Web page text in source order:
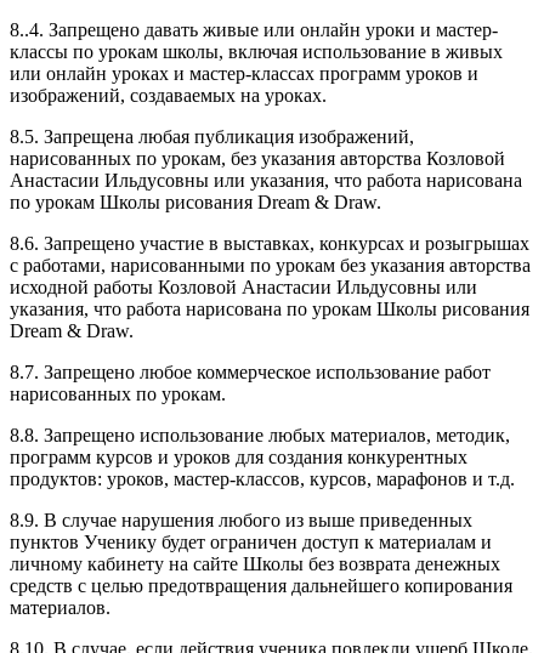
8..4. Запрещено давать живые или онлайн уроки и мастер-
классы по урокам школы, включая использование в живых
или онлайн уроках и мастер-классах программ уроков и
изображений, создаваемых на уроках.
8.5. Запрещена любая публикация изображений,
нарисованных по урокам, без указания авторства Козловой
Анастасии Ильдусовны или указания, что работа нарисована
по урокам Школы рисования Dream & Draw.
8.6. Запрещено участие в выставках, конкурсах и розыгрышах
с работами, нарисованными по урокам без указания авторства
исходной работы Козловой Анастасии Ильдусовны или
указания, что работа нарисована по урокам Школы рисования
Dream & Draw.
8.7. Запрещено любое коммерческое использование работ
нарисованных по урокам.
8.8. Запрещено использование любых материалов, методик,
программ курсов и уроков для создания конкурентных
продуктов: уроков, мастер-классов, курсов, марафонов и т.д.
8.9. В случае нарушения любого из выше приведенных
пунктов Ученику будет ограничен доступ к материалам и
личному кабинету на сайте Школы без возврата денежных
средств с целью предотвращения дальнейшего копирования
материалов.
8.10. В случае, если действия ученика повлекли ущерб Школе.